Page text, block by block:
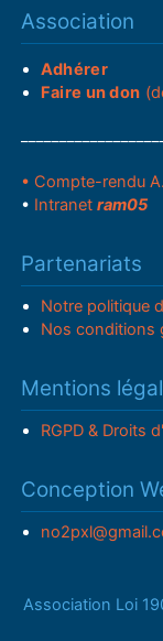
Association
Adhérer
Faire un don
• Compte-rendu
• Intranetram05
Partenariats
Notre politique
Nos conditions
Mentions
RGPD & Droits
Conception
Association Loi